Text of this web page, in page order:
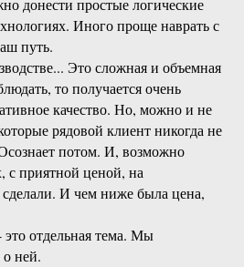
донести простые логические
Иного проще наврать с
путь.
Это сложная и объемная
то получается очень
качество. Но, можно и не
рядовой клиент никогда не
потом. И, возможно
с приятной ценой, на
сделали. И чем ниже была цена,
отдельная тема. Мы
о ней.